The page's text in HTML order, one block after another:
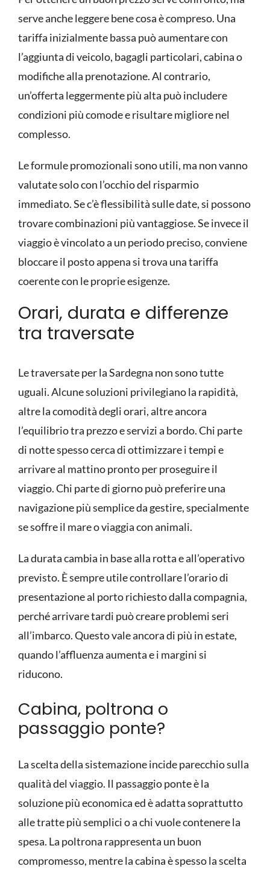
serve anche leggere bene cosa è compreso. Una
tariffa inizialmente bassa può aumentare con
l’aggiunta di veicolo, bagagli particolari, cabina o
modifiche alla prenotazione. Al contrario,
un’offerta leggermente più alta può includere
condizioni più comode e risultare migliore nel
complesso.
Le formule promozionali sono utili, ma non vanno
valutate solo con l’occhio del risparmio
immediato. Se c’è flessibilità sulle date, si possono
trovare combinazioni più vantaggiose. Se invece il
viaggio è vincolato a un periodo preciso, conviene
bloccare il posto appena si trova una tariffa
coerente con le proprie esigenze.
Orari, durata e differenze
tra traversate
Le traversate per la Sardegna non sono tutte
uguali. Alcune soluzioni privilegiano la rapidità,
altre la comodità degli orari, altre ancora
l’equilibrio tra prezzo e servizi a bordo. Chi parte
di notte spesso cerca di ottimizzare i tempi e
arrivare al mattino pronto per proseguire il
viaggio. Chi parte di giorno può preferire una
navigazione più semplice da gestire, specialmente
se soffre il mare o viaggia con animali.
La durata cambia in base alla rotta e all’operativo
previsto. È sempre utile controllare l’orario di
presentazione al porto richiesto dalla compagnia,
perché arrivare tardi può creare problemi seri
all’imbarco. Questo vale ancora di più in estate,
quando l’affluenza aumenta e i margini si
riducono.
Cabina, poltrona o
passaggio ponte?
La scelta della sistemazione incide parecchio sulla
qualità del viaggio. Il passaggio ponte è la
soluzione più economica ed è adatta soprattutto
alle tratte più semplici o a chi vuole contenere la
spesa. La poltrona rappresenta un buon
compromesso, mentre la cabina è spesso la scelta